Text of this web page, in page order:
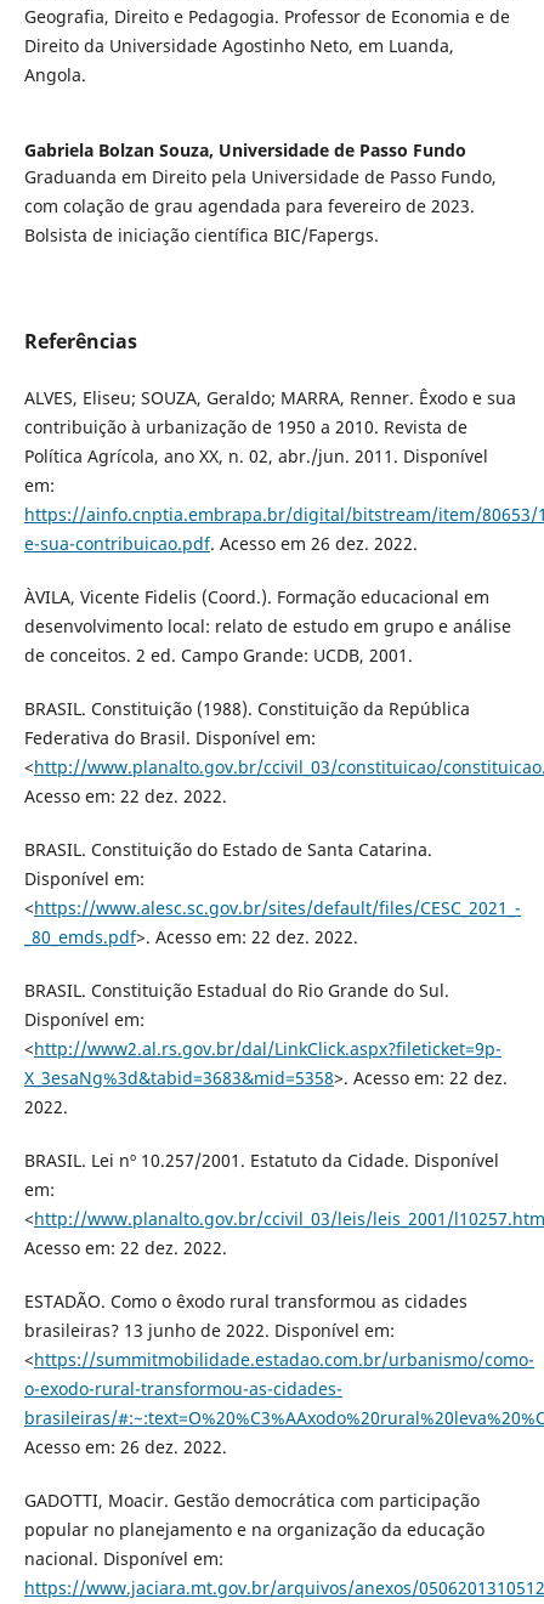
Geografia, Direito e Pedagogia. Professor de Economia e de
Direito da Universidade Agostinho Neto, em Luanda,
Angola.
Gabriela Bolzan Souza, Universidade de Passo Fundo
Graduanda em Direito pela Universidade de Passo Fundo,
com colação de grau agendada para fevereiro de 2023.
Bolsista de iniciação científica BIC/Fapergs.
Referências
ALVES, Eliseu; SOUZA, Geraldo; MARRA, Renner. Êxodo e sua
contribuição à urbanização de 1950 a 2010. Revista de
Política Agrícola, ano XX, n. 02, abr./jun. 2011. Disponível
em:
https://ainfo.cnptia.embrapa.br/digital/bitstream/item/80653/
e-sua-contribuicao.pdf. Acesso em 26 dez. 2022.
ÀVILA, Vicente Fidelis (Coord.). Formação educacional em
desenvolvimento local: relato de estudo em grupo e análise
de conceitos. 2 ed. Campo Grande: UCDB, 2001.
BRASIL. Constituição (1988). Constituição da República
Federativa do Brasil. Disponível em:
<http://www.planalto.gov.br/ccivil_03/constituicao/
Acesso em: 22 dez. 2022.
BRASIL. Constituição do Estado de Santa Catarina.
Disponível em:
<https://www.alesc.sc.gov.br/sites/default/files/CESC_2021_-
_80_emds.pdf>. Acesso em: 22 dez. 2022.
BRASIL. Constituição Estadual do Rio Grande do Sul.
Disponível em:
<http://www2.al.rs.gov.br/dal/LinkClick.aspx?fileticket=9p-
X_3esaNg%3d&tabid=3683&mid=5358>. Acesso em: 22 dez.
2022.
BRASIL. Lei nº 10.257/2001. Estatuto da Cidade. Disponível
em:
<http://www.planalto.gov.br/ccivil_03/leis/leis_2001/l10257.htm
Acesso em: 22 dez. 2022.
ESTADÃO. Como o êxodo rural transformou as cidades
brasileiras? 13 junho de 2022. Disponível em:
<https://summitmobilidade.estadao.com.br/urbanismo/como-
o-exodo-rural-transformou-as-cidades-
brasileiras/
Acesso em: 26 dez. 2022.
GADOTTI, Moacir. Gestão democrática com participação
popular no planejamento e na organização da educação
nacional. Disponível em:
https://www.jaciara.mt.gov.br/arquivos/anexos/